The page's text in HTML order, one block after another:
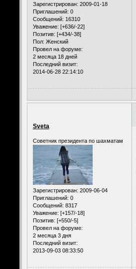
Зарегистрирован: 2009-01-18
Приглашений: 0
Сообщений: 16310
Уважение: [+636/-22]
Позитив: [+434/-38]
Пол: Женский
Провел на форуме:
2 месяца 18 дней
Последний визит:
2014-06-28 22:14:10
Sveta
Советник президента по шахматам
Зарегистрирован: 2009-06-04
Приглашений: 0
Сообщений: 8317
Уважение: [+157/-18]
Позитив: [+550/-5]
Провел на форуме:
2 месяца 3 дня
Последний визит:
2013-09-03 08:33:50